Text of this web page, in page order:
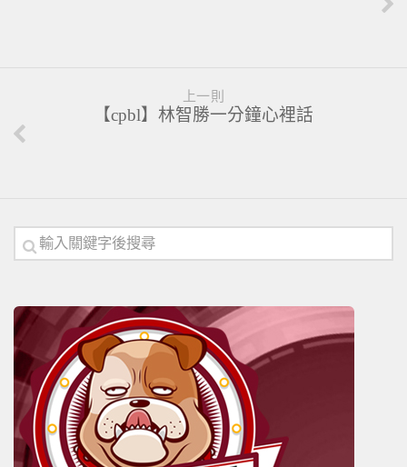
上一則
【cpbl】林智勝一分鐘心裡話